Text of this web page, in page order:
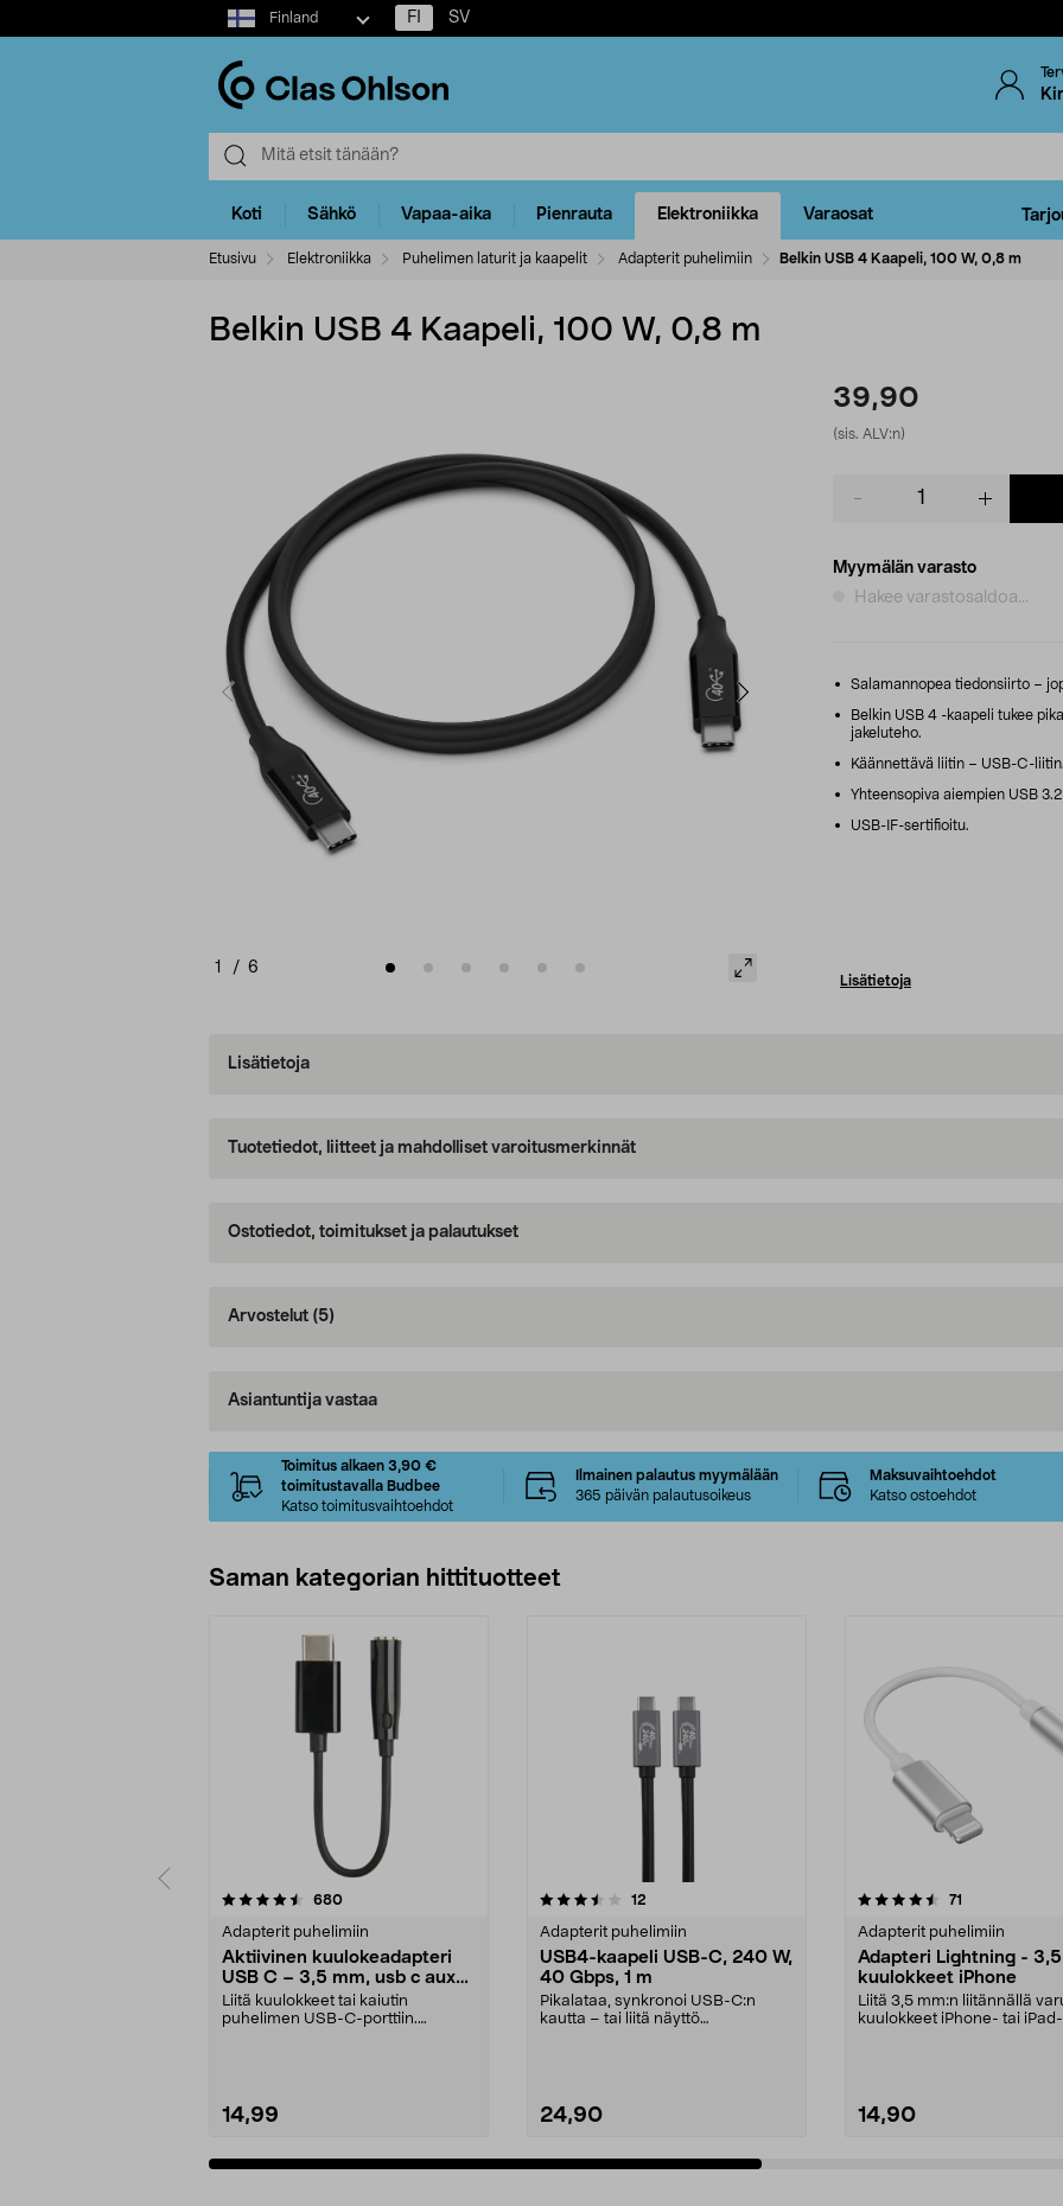
Select
market
Finland FI SV
Koti Sähkö Vapaa-aika Pienrauta Elektroniikka Varaosat
Etusivu Elektroniikka Puhelimen laturit ja kaapelit Adapterit puhelimiin Belkin USB 4 Kaapeli, 100 W, 0,8 m
Belkin USB 4 Kaapeli, 100 W, 0,8 m
1 / 6
39,90
(sis. ALV:n)
Myymälän varasto
Hakee varastosaldoa...
Salamannopea tiedonsiirto –
Belkin USB 4 -kaapeli tukee
jakeluteho.
Käännettävä liitin – USB-C-liitin.
Yhteensopiva aiempien USB
USB-IF-sertifioitu.
Lisätietoja
Lisätietoja
Tuotetiedot, liitteet ja mahdolliset varoitusmerkinnät
Ostotiedot, toimitukset ja palautukset
Arvostelut (5)
Asiantuntija vastaa
Toimitus alkaen 3,90 €
toimitustavalla Budbee
Katso toimitusvaihtoehdot
Ilmainen palautus myymälään
365 päivän palautusoikeus
Maksuvaihtoehdot
Katso ostoehdot
Saman kategorian hittituotteet
680arvostelut
Adapterit puhelimiin
Aktiivinen kuulokeadapteri
USB C – 3,5 mm, usb c aux
adapteri
Liitä kuulokkeet tai kaiutin
puhelimen USB-C-porttiin.
14,99
3.5 viidestä
12
Adapterit puhelimiin
USB4-kaapeli USB-C, 240 W,
40 Gbps, 1 m
Pikalataa, synkronoi USB-C:n
kautta – tai liitä näyttö
24,90
4.5 viidestä
71
Adapterit puhelimiin
Adapteri Lightning -
kuulokkeet iPhone
Liitä 3,5 mm:n liitännällä
kuulokkeet iPhone- tai iPad-
14,90
4.5 viidestä